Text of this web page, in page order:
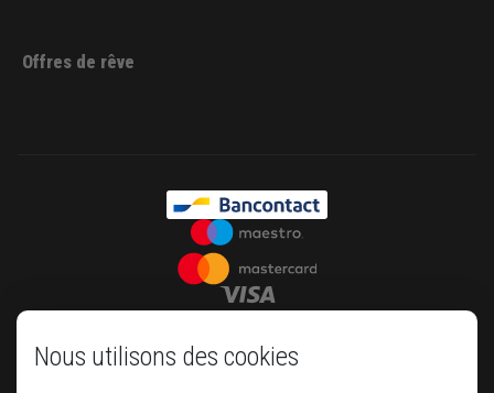
Nous utilisons des cookies
Offres de rêve